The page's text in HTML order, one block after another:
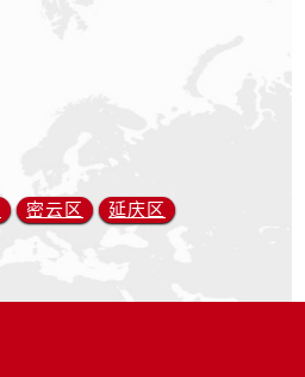
密云区 延庆区